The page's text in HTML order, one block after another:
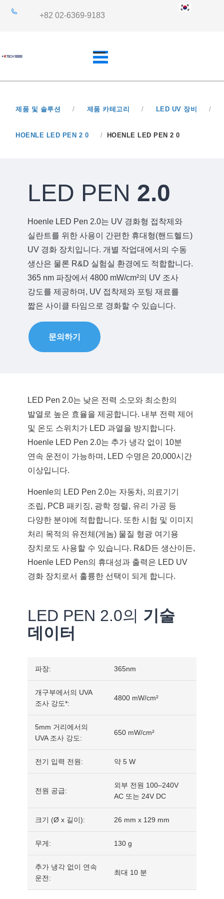
+82 02-6369-9183
품질관리
다운로드
이메일: Ljh0302@gmail.com
제품
+82 02-6369-9183
이메일: Ljh0302@gmail.com
제품 및 솔루션 / 제품 카테고리 / LED UV 장비 /
HOENLE LED PEN 2 0 / HOENLE LED PEN 2 0
LED PEN 2.0
Hoenle LED Pen 2.0는 UV 경화형 접착제와
실란트를 위한 사용이 간편한 휴대형(핸드헬드)
UV 경화 장치입니다. 개별 작업대에서의 수동
생산은 물론 R&D 실험실 환경에도 적합합니다.
365 nm 파장에서 4800 mW/cm²의 UV 조사
강도를 제공하며, UV 접착제와 포팅 재료를
짧은 사이클 타임으로 경화할 수 있습니다.
문의하기
LED Pen 2.0는 낮은 전력 소모와 최소한의
발열로 높은 효율을 제공합니다. 내부 전력 제어
및 온도 스위치가 LED 과열을 방지합니다.
Hoenle LED Pen 2.0는 추가 냉각 없이 10분
연속 운전이 가능하며, LED 수명은 20,000시간
이상입니다.
Hoenle의 LED Pen 2.0는 자동차, 의료기기
조립, PCB 패키징, 광학 정렬, 유리 가공 등
다양한 분야에 적합합니다. 또한 시험 및 이미지
처리 목적의 유전체(게놈) 물질 형광 여기용
장치로도 사용할 수 있습니다. R&D든 생산이든,
Hoenle LED Pen의 휴대성과 출력은 LED UV
경화 장치로서 훌륭한 선택이 되게 합니다.
LED PEN 2.0의 기술
데이터
파장: 365nm
개구부에서의 UVA
조사 강도*:
4800 mW/cm²
5mm 거리에서의
UVA 조사 강도:
650 mW/cm²
전기 입력 전원: 약 5 W
전원 공급:
외부 전원 100–240V
AC 또는 24V DC
크기 (Ø x 길이): 26 mm x 129 mm
무게: 130 g
추가 냉각 없이 연속
운전:
최대 10 분